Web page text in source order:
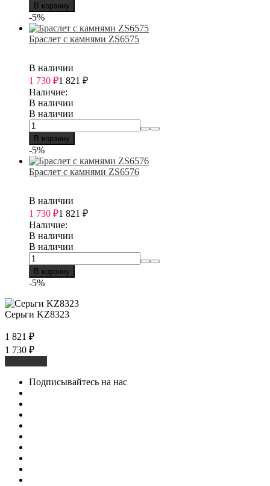
В корзину
-5%
Браслет с камнями ZS6575
В наличии
1 730 ₽1 821 ₽
Наличие:
В наличии
В наличии
В корзину
-5%
Браслет с камнями ZS6576
В наличии
1 730 ₽1 821 ₽
Наличие:
В наличии
В наличии
В корзину
-5%
Серьги KZ8323
1 821 ₽
1 730 ₽
Подписывайтесь на нас